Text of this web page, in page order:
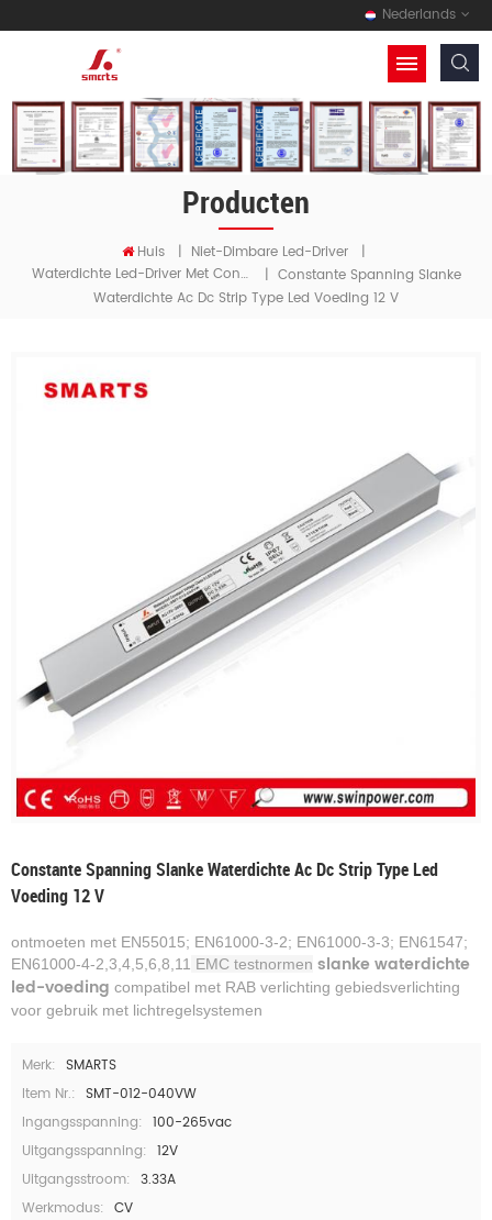
Nederlands
Producten
Huis | Niet-Dimbare Led-Driver
|
Waterdichte Led-Driver Met Constante Spanning
| Constante Spanning Slanke
Waterdichte Ac Dc Strip Type Led Voeding 12 V
Constante Spanning Slanke Waterdichte Ac Dc Strip Type Led
Voeding 12 V
ontmoeten met EN55015; EN61000-3-2; EN61000-3-3; EN61547;
EN61000-4-2,3,4,5,6,8,11 EMC testnormen slanke waterdichte
led-voeding compatibel met RAB verlichting gebiedsverlichting
voor gebruik met lichtregelsystemen
Merk: SMARTS
Item Nr.: SMT-012-040VW
Ingangsspanning: 100-265vac
Uitgangsspanning: 12V
Uitgangsstroom: 3.33A
Werkmodus: CV